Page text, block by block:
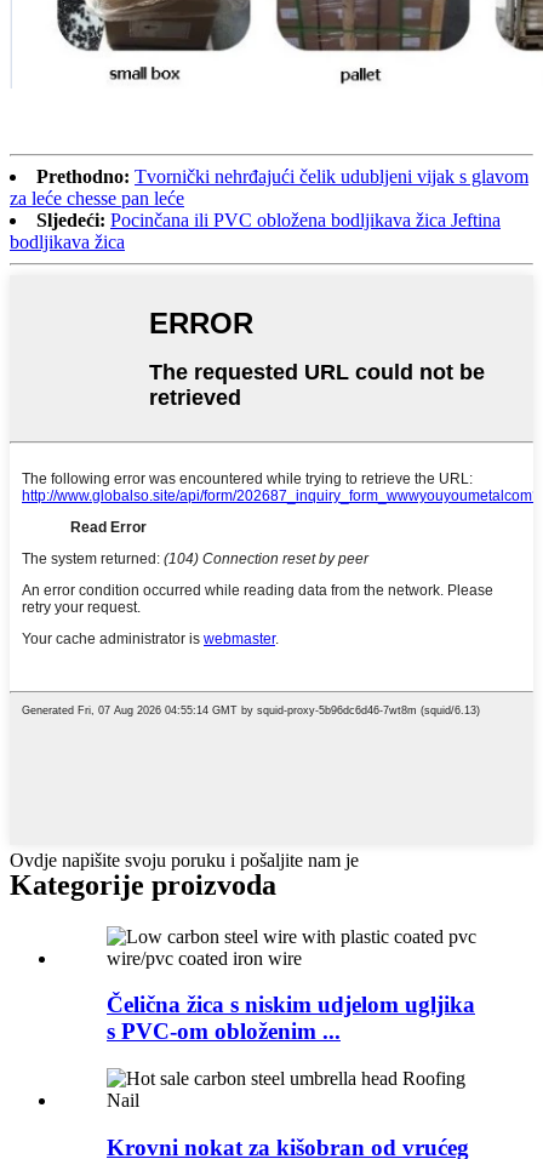
Prethodno: Tvornički nehrđajući čelik udubljeni vijak s glavom
za leće chesse pan leće
Sljedeći: Pocinčana ili PVC obložena bodljikava žica Jeftina
bodljikava žica
Ovdje napišite svoju poruku i pošaljite nam je
Kategorije proizvoda
Čelična žica s niskim udjelom ugljika
s PVC-om obloženim ...
Krovni nokat za kišobran od vrućeg